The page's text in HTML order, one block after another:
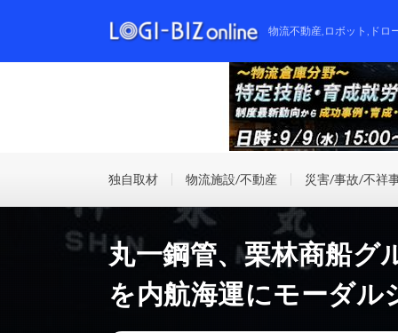
物流不動産,ロボット,ドロ
独自取材 物流施設/不動産 災害/事故/不祥
丸一鋼管、栗林商船グ
を内航海運にモーダル